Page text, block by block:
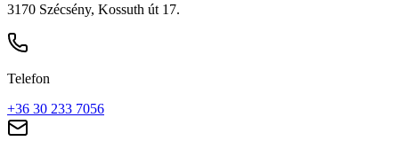
3170 Szécsény, Kossuth út 17.
Telefon
+36 30 233 7056